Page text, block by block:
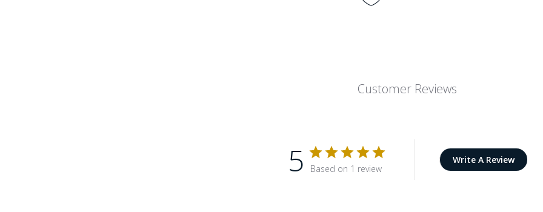
Customer Reviews
5 Based on 1 review
Write A Review